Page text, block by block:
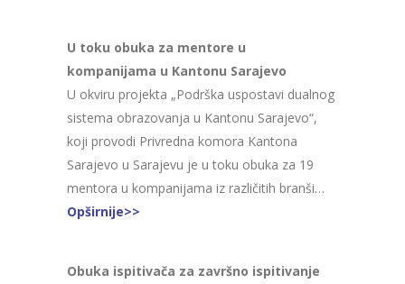
U toku obuka za mentore u
kompanijama u Kantonu Sarajevo
U okviru projekta „Podrška uspostavi dualnog
sistema obrazovanja u Kantonu Sarajevo“,
koji provodi Privredna komora Kantona
Sarajevo u Sarajevu je u toku obuka za 19
mentora u kompanijama iz različitih branši…
Opširnije>>
Obuka ispitivača za završno ispitivanje